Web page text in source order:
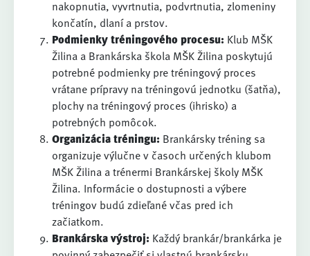
nakopnutia, vyvrtnutia, podvrtnutia, zlomeniny
končatín, dlaní a prstov.
Podmienky tréningového procesu: Klub MŠK
Žilina a Brankárska škola MŠK Žilina poskytujú
potrebné podmienky pre tréningový proces
vrátane prípravy na tréningovú jednotku (šatňa),
plochy na tréningový proces (ihrisko) a
potrebných pomôcok.
Organizácia tréningu: Brankársky tréning sa
organizuje výlučne v časoch určených klubom
MŠK Žilina a trénermi Brankárskej školy MŠK
Žilina. Informácie o dostupnosti a výbere
tréningov budú zdieľané včas pred ich
začiatkom.
Brankárska výstroj: Každý brankár/brankárka je